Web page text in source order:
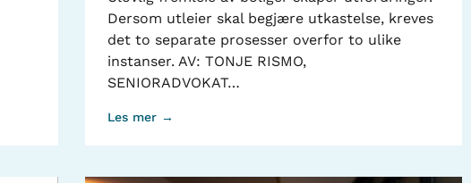
Dersom utleier skal begjære utkastelse, kreves
det to separate prosesser overfor to ulike
instanser. AV: TONJE RISMO,
SENIORADVOKAT…
Les mer →